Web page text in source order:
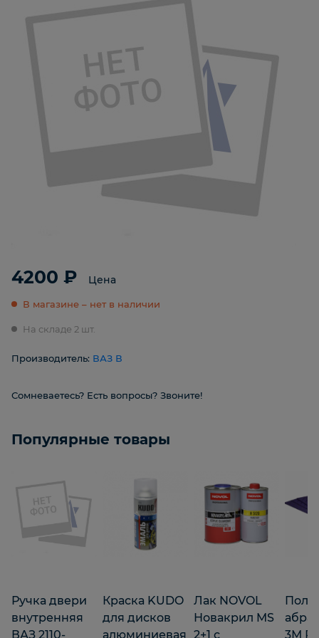
4200 ₽ Цена
В магазине – нет в наличии
На складе 2 шт.
Производитель: ВАЗ В
Сомневаетесь? Есть вопросы? Звоните!
Популярные товары
Ручка двери
внутренняя
ВАЗ 2110-
Краска KUDO
для дисков
алюминиевая
Лак NOVOL
Новакрил MS
2+1 с
3М